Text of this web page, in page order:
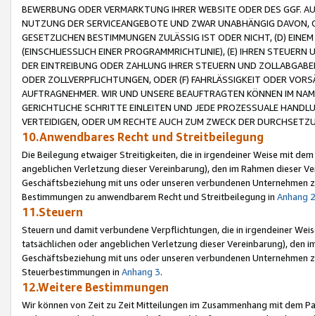
BEWERBUNG ODER VERMARKTUNG IHRER WEBSITE ODER DES GGF.
NUTZUNG DER SERVICEANGEBOTE UND ZWAR UNABHÄNGIG
GESETZLICHEN BESTIMMUNGEN ZULÄSSIG IST ODER NICHT, (D)
(EINSCHLIESSLICH EINER PROGRAMMRICHTLINIE), (E) IHREN
DER EINTREIBUNG ODER ZAHLUNG IHRER STEUERN UND
ODER ZOLLVERPFLICHTUNGEN, ODER (F) FAHRLÄSSIGKEIT ODER
AUFTRAGNEHMER. WIR UND UNSERE BEAUFTRAGTEN KÖNNEN IM
GERICHTLICHE SCHRITTE EINLEITEN UND JEDE PROZESSUALE
VERTEIDIGEN, ODER UM RECHTE AUCH ZUM ZWECK DER
10.Anwendbares Recht und Streitbeilegung
Die Beilegung etwaiger Streitigkeiten, die in irgendeiner Weise mit
angeblichen Verletzung dieser Vereinbarung), den im Rahmen dieser
Geschäftsbeziehung mit uns oder unseren verbundenen
Bestimmungen zu anwendbarem Recht und Streitbeilegung in Anhang 2
11.Steuern
Steuern und damit verbundene Verpflichtungen, die in irgendeiner
tatsächlichen oder angeblichen Verletzung dieser Vereinbarung), den
Geschäftsbeziehung mit uns oder unseren verbundenen
Steuerbestimmungen in Anhang 3.
12.Weitere Bestimmungen
Wir können von Zeit zu Zeit Mitteilungen im Zusammenhang mit dem